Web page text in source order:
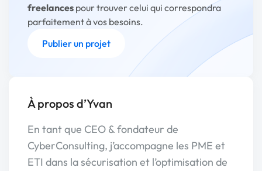
freelances pour trouver celui qui correspondra
parfaitement à vos besoins.
Publier un projet
À propos d’Yvan
En tant que CEO & fondateur de
CyberConsulting, j’accompagne les PME et
ETI dans la sécurisation et l’optimisation de